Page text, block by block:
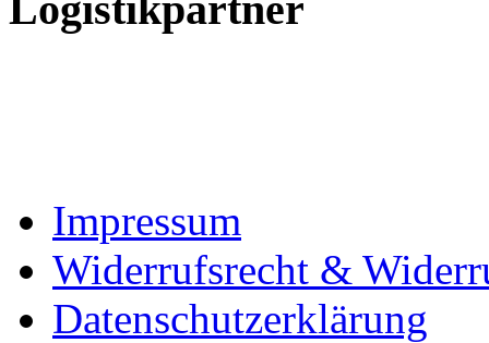
Impressum
Widerrufsrecht &
Datenschutzerklärung